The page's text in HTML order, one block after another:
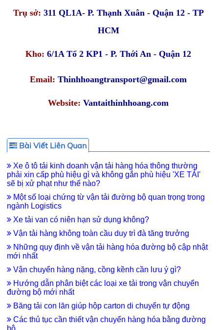
Trụ sở: 311 QL1A- P. Thạnh Xuân - Quận 12 - TP
HCM
Kho:6/1A Tổ 2 KP1 - P. Thới An - Quận 12
Email: Thinhhoangtransport@gmail.com
Website: Vantaithinhhoang.com
Bài Viết Liên Quan
Xe ô tô tải kinh doanh vận tải hàng hóa thông thường
phải xin cấp phù hiệu gì và không gắn phù hiệu 'XE TẢI'
sẽ bị xử phạt như thế nào?
Một số loại chứng từ vận tải đường bộ quan trọng trong
ngành Logistics
Xe tải van có niên hạn sử dụng không?
Vận tải hàng không toàn cầu duy trì đà tăng trưởng
Những quy định về vận tải hàng hóa đường bộ cập nhật
mới nhất
Vận chuyển hàng nặng, cồng kềnh cần lưu ý gì?
Hướng dẫn phân biệt các loại xe tải trong vận chuyển
đường bộ mới nhất
Băng tải con lăn giúp hộp carton di chuyển tự động
Các thủ tục cần thiết vận chuyển hàng hóa bằng đường
bộ